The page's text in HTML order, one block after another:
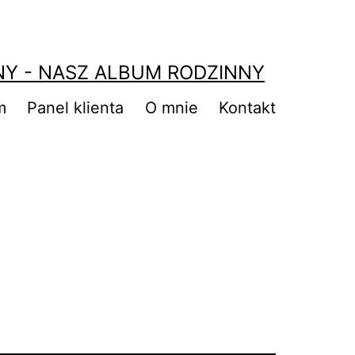
- NASZ ALBUM RODZINNY
Panel klienta O mnie Kontakt